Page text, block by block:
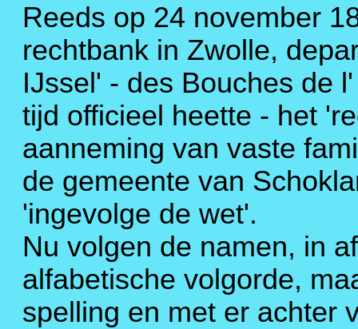
Reeds op 24 november
rechtbank in Zwolle,
IJssel' - des Bouches de
tijd officieel heette - het
aanneming van vaste
de gemeente van
'ingevolge de wet'.
Nu volgen de namen, in
alfabetische volgorde,
spelling en met er achter